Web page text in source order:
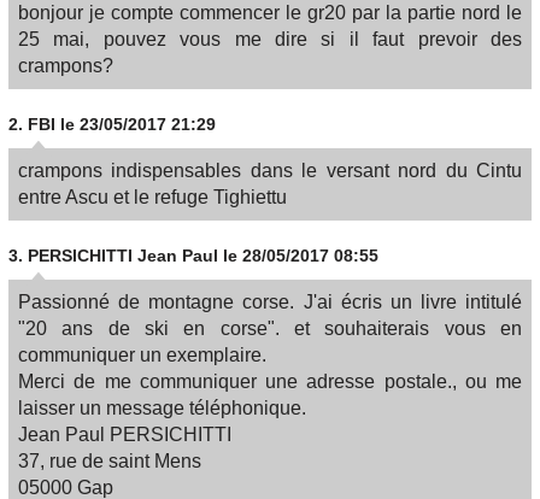
bonjour je compte commencer le gr20 par la partie nord le
25 mai, pouvez vous me dire si il faut prevoir des
crampons?
2. FBI le 23/05/2017 21:29
crampons indispensables dans le versant nord du Cintu
entre Ascu et le refuge Tighiettu
3. PERSICHITTI Jean Paul le 28/05/2017 08:55
Passionné de montagne corse. J'ai écris un livre intitulé
"20 ans de ski en corse". et souhaiterais vous en
communiquer un exemplaire.
Merci de me communiquer une adresse postale., ou me
laisser un message téléphonique.
Jean Paul PERSICHITTI
37, rue de saint Mens
05000 Gap